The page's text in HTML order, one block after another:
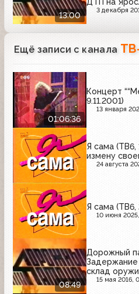
13:00
ДТП на
улице
3 декабря
Ещё записи с канала
01:06:36
Концерт
9.11.2001)
13 января
Я сама (ТВ6,
измену
24 августа
Я сама
10 июня
08:49
Дорожный
склад
на15 мая 2016,